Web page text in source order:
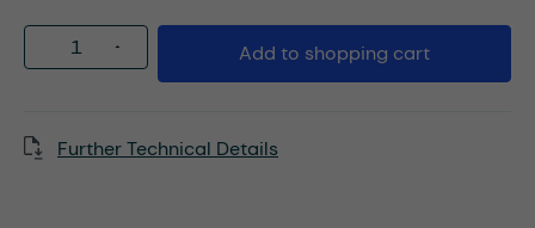
Product Quantity: Enter the desired
Add to shopping cart
Further Technical Details